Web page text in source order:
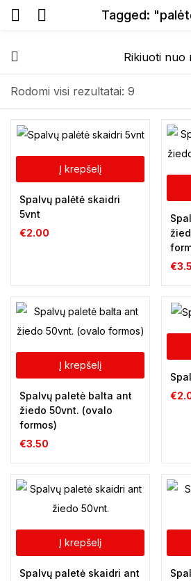
Tagged:
Rodomi visi rezultatai: 9
Į krepšelį
Spalvų palėtė skaidri
5vnt
€2.00
€
Į krepšelį
Spalvų paletė balta ant
žiedo 50vnt. (ovalo
formos)
€3.50
€
Į krepšelį
Spalvų paletė skaidri ant
Prisiminti slaptažodį
Pamiršote slaptažodį?
Prisijungti
Registracija